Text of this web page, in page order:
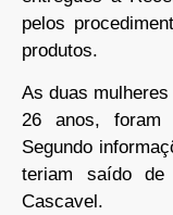
pelos
produtos.
As duas
26 anos, foram
Segundo
teriam saído
Cascavel.